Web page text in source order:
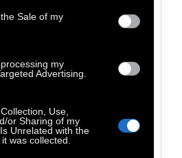
Sale of my
my
Advertising.
Use,
or Sharing of my
Unrelated with the
was collected.
Γιατί αυτές οι κραυγές;
υπάρχει πάντα το Αιγαίο.
Παναγίας, το βαθύ και το
και την ασετυλίνη,
τα καΐκια.